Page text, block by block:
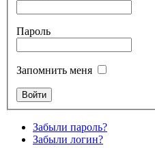
Пароль
Запомнить меня
Забыли пароль?
Забыли логин?